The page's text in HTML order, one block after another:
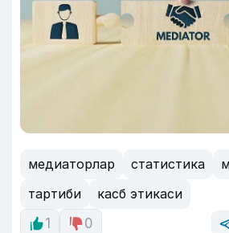
медиаторлар статистика
тартиби
касб этикаси
1
0